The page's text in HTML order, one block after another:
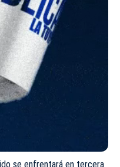
se enfrentará en tercera